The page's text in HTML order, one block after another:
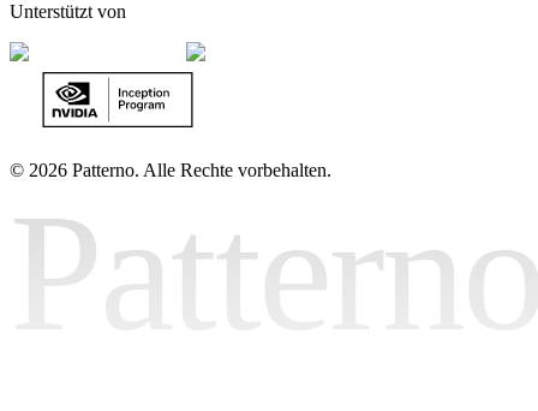
Unterstützt von
© 2026 Patterno. Alle Rechte vorbehalten.